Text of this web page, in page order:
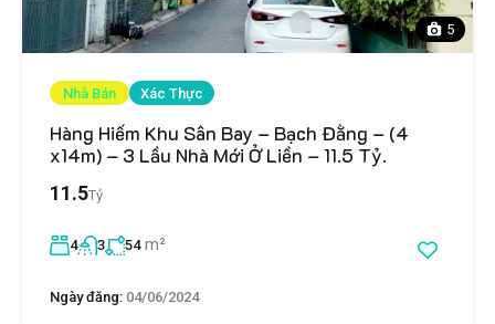
5
Nhà Bán Xác Thực
Hàng Hiếm Khu Sân Bay – Bạch Đằng – (4
x14m) – 3 Lầu Nhà Mới Ở Liền – 11.5 Tỷ.
11.5Tỷ
4 3 54 m²
Ngày đăng: 04/06/2024